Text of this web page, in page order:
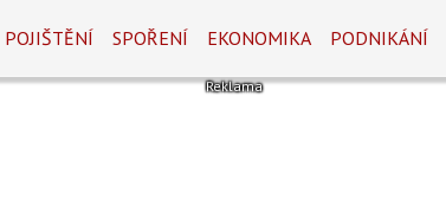
POJIŠTĚNÍ SPOŘENÍ EKONOMIKA PODNIKÁNÍ